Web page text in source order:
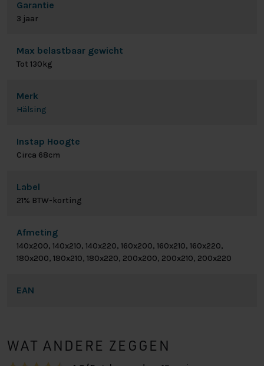
Garantie
3 jaar
Max belastbaar gewicht
Tot 130kg
Merk
Hälsing
Instap Hoogte
Circa 68cm
Label
21% BTW-korting
Afmeting
140x200, 140x210, 140x220, 160x200, 160x210, 160x220,
180x200, 180x210, 180x220, 200x200, 200x210, 200x220
EAN
WAT ANDERE ZEGGEN